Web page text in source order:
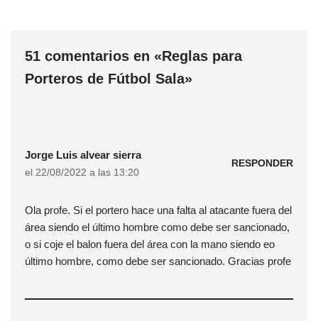
51 comentarios en «Reglas para
Porteros de Fútbol Sala»
Jorge Luis alvear sierra
el 22/08/2022 a las 13:20
RESPONDER
Ola profe. Si el portero hace una falta al atacante fuera del
área siendo el último hombre como debe ser sancionado,
o si coje el balon fuera del área con la mano siendo eo
último hombre, como debe ser sancionado. Gracias profe